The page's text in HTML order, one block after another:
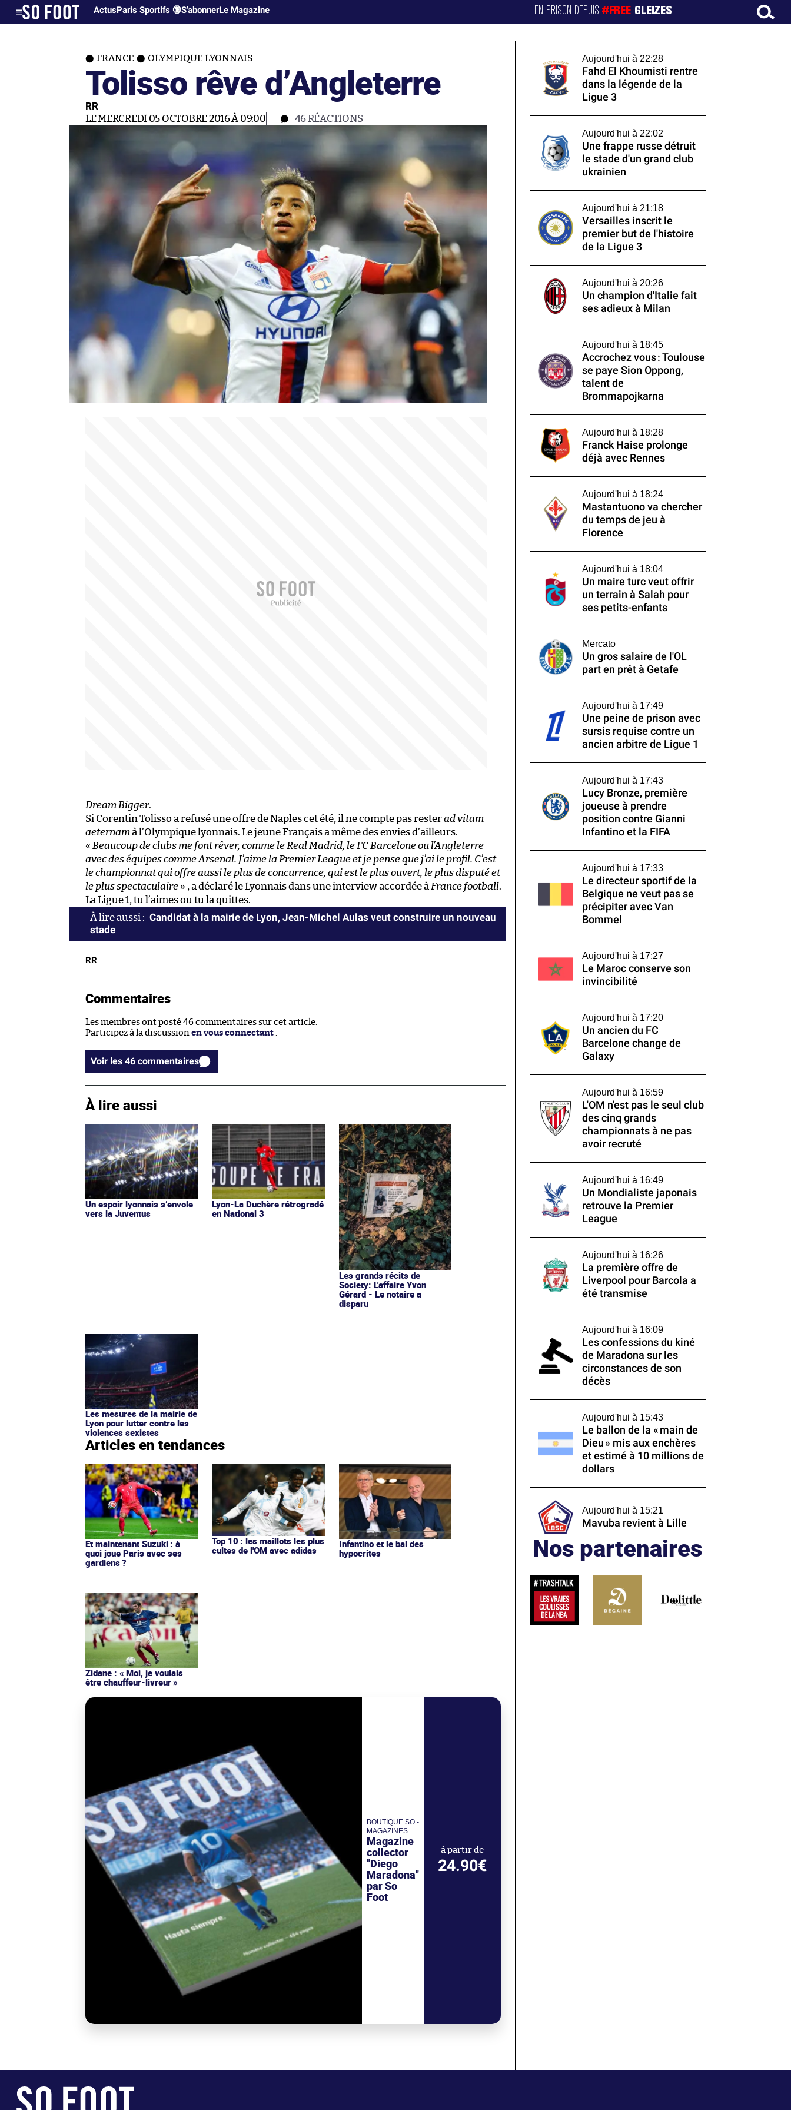
ActusParis Sportifs 🔞S'abonnerLe Magazine EN PRISON DEPUIS#FREE GLEIZES
FRANCE OLYMPIQUE LYONNAIS
Tolisso rêve d’Angleterre
RR
LE MERCREDI 05 OCTOBRE 2016 À 09:00 46RÉACTIONS
Dream Bigger.
Si Corentin Tolisso a refusé une offre de Naples cet été, il ne compte pas resterad vitam
aeternamà l’Olympique lyonnais. Le jeune Français a même des envies d’ailleurs.
« Beaucoup de clubs me font rêver, comme le Real Madrid, le FC Barcelone ou l’Angleterre
avec des équipes comme Arsenal. J’aime la Premier League et je pense que j’ai le profil. C’est
le championnat qui offre aussi le plus de concurrence, qui est le plus ouvert, le plus disputé et
le plus spectaculaire » , a déclaré le Lyonnais dans une interview accordée à France football.
La Ligue 1, tu l’aimes ou tu la quittes.
Candidat à la mairie de Lyon, Jean-Michel Aulas veut construire un nouveau
stade
RR
Commentaires
Les membres ont posté 46 commentaires sur cet article.
Participez à la discussion en vous connectant .
Voir les 46 commentaires
À lire aussi
Un espoir lyonnais s’envole
vers la Juventus
Lyon-La Duchère rétrogradé
en National 3
Les grands récits de
Society: L'affaire Yvon
Gérard - Le notaire a
disparu
Les mesures de la mairie de
Lyon pour lutter contre les
violences sexistes
Articles en tendances
Et maintenant Suzuki : à
quoi joue Paris avec ses
gardiens ?
Top 10 : les maillots les plus
cultes de l'OM avec adidas
Infantino et le bal des
hypocrites
Zidane : « Moi, je voulais
être chauffeur-livreur »
BOUTIQUE SO -
MAGAZINES
Magazine
collector
"Diego
Maradona"
par So
Foot
à partir de
24.90€
Aujourd'hui à 22:28
Fahd El Khoumisti rentre
dans la légende de la
Ligue 3
Aujourd'hui à 22:02
Une frappe russe détruit
le stade d'un grand club
ukrainien
Aujourd'hui à 21:18
Versailles inscrit le
premier but de l'histoire
de la Ligue 3
Aujourd'hui à 20:26
Un champion d'Italie fait
ses adieux à Milan
Aujourd'hui à 18:45
Accrochez vous : Toulouse
se paye Sion Oppong,
talent de
Brommapojkarna
Aujourd'hui à 18:28
Franck Haise prolonge
déjà avec Rennes
Aujourd'hui à 18:24
Mastantuono va chercher
du temps de jeu à
Florence
Aujourd'hui à 18:04
Un maire turc veut offrir
un terrain à Salah pour
ses petits-enfants
Mercato
Un gros salaire de l'OL
part en prêt à Getafe
Aujourd'hui à 17:49
Une peine de prison avec
sursis requise contre un
ancien arbitre de Ligue 1
Aujourd'hui à 17:43
Lucy Bronze, première
joueuse à prendre
position contre Gianni
Infantino et la FIFA
Aujourd'hui à 17:33
Le directeur sportif de la
Belgique ne veut pas se
précipiter avec Van
Bommel
Aujourd'hui à 17:27
Le Maroc conserve son
invincibilité
Aujourd'hui à 17:20
Un ancien du FC
Barcelone change de
Galaxy
Aujourd'hui à 16:59
L'OM n'est pas le seul club
des cinq grands
championnats à ne pas
avoir recruté
Aujourd'hui à 16:49
Un Mondialiste japonais
retrouve la Premier
League
Aujourd'hui à 16:26
La première offre de
Liverpool pour Barcola a
été transmise
Aujourd'hui à 16:09
Les confessions du kiné
de Maradona sur les
circonstances de son
décès
Aujourd'hui à 15:43
Le ballon de la « main de
Dieu » mis aux enchères
et estimé à 10 millions de
dollars
Aujourd'hui à 15:21
Mavuba revient à Lille
Nos partenaires